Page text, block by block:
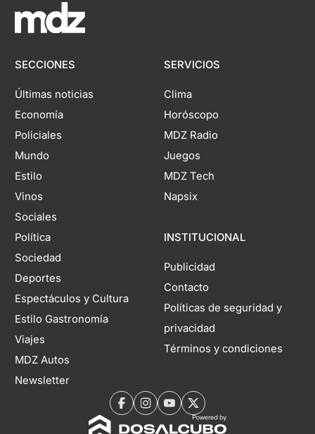
SECCIONES
Últimas noticias
Economía
Policiales
Mundo
Estilo
Vinos
Sociales
Política
Sociedad
Deportes
Espectáculos y Cultura
Estilo Gastronomía
Viajes
MDZ Autos
Newsletter
SERVICIOS
Clima
Horóscopo
MDZ Radio
Juegos
MDZ Tech
Napsix
INSTITUCIONAL
Publicidad
Contacto
Políticas de seguridad y
privacidad
Términos y condiciones